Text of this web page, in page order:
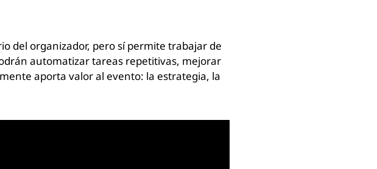
del organizador, pero sí permite trabajar de
automatizar tareas repetitivas, mejorar
aporta valor al evento: la estrategia, la